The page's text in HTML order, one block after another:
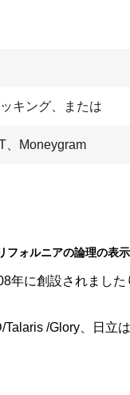
キング、または
、Moneygram
ォルニアの論理の表
年に創設されまし
/Glory、日立